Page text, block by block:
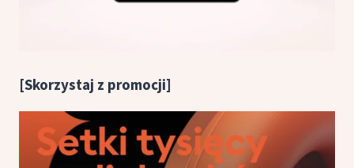
[Skorzystaj z promocji]